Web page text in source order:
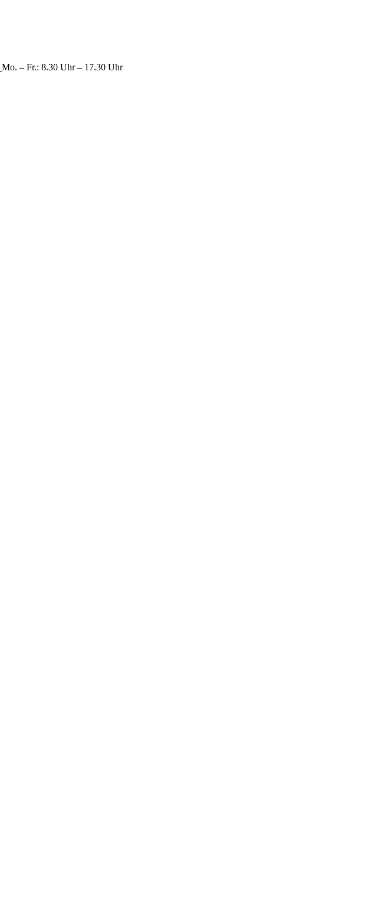
Mo. – Fr.: 8.30 Uhr – 17.30 Uhr